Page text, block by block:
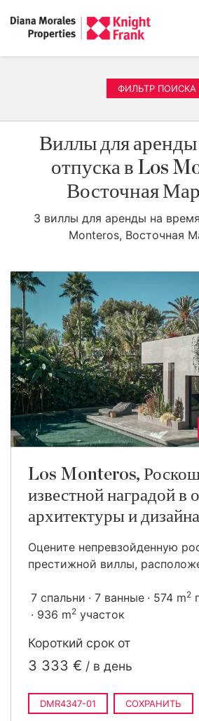
ФИЛЬТР ПОИСКА
Виллы для аренды
отпуска в Los
Восточная
3 виллы для аренды на
Monteros, Восточная
Los Monteros,
известной наградой в
архитектуры и дизайна
Оцените непревзойденную
престижной виллы,
7 спальни 7 ванные 574 m2
936 m2 участок
Короткий срок от
3 333 € / в день
DMR4347-01 СОХРАНИТЬ